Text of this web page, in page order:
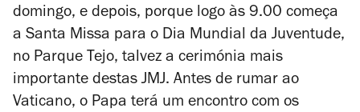
domingo, e depois, porque logo às 9.00 começa
a Santa Missa para o Dia Mundial da Juventude,
no Parque Tejo, talvez a cerimónia mais
importante destas JMJ. Antes de rumar ao
Vaticano, o Papa terá um encontro com os